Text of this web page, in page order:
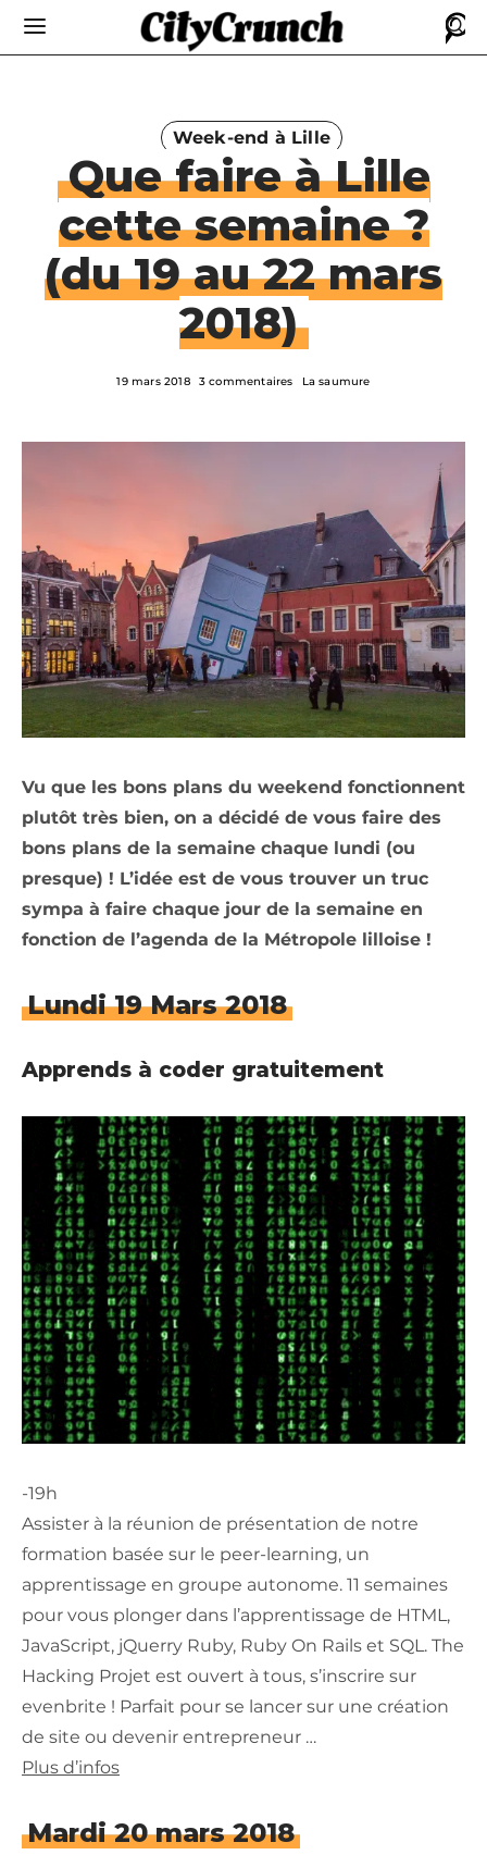
Week-end à Lille
Que faire à Lille
cette semaine ?
(du 19 au 22 mars
2018)
19 mars 2018 3 commentaires La saumure
Vu que les bons plans du weekend fonctionnent
plutôt très bien, on a décidé de vous faire des
bons plans de la semaine chaque lundi (ou
presque) ! L’idée est de vous trouver un truc
sympa à faire chaque jour de la semaine en
fonction de l’agenda de la Métropole lilloise !
Lundi 19 Mars 2018
Apprends à coder gratuitement
-19h
Assister à la réunion de présentation de notre
formation basée sur le peer-learning, un
apprentissage en groupe autonome. 11 semaines
pour vous plonger dans l’apprentissage de HTML,
JavaScript, jQuerry Ruby, Ruby On Rails et SQL. The
Hacking Projet est ouvert à tous, s’inscrire sur
evenbrite ! Parfait pour se lancer sur une création
de site ou devenir entrepreneur …
Plus d’infos
Mardi 20 mars 2018